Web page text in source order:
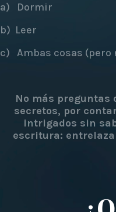
a) Dormir
b) Leer
c) Ambas cosas (pero
No más preguntas
secretos, por
intrigados sin
escritura: